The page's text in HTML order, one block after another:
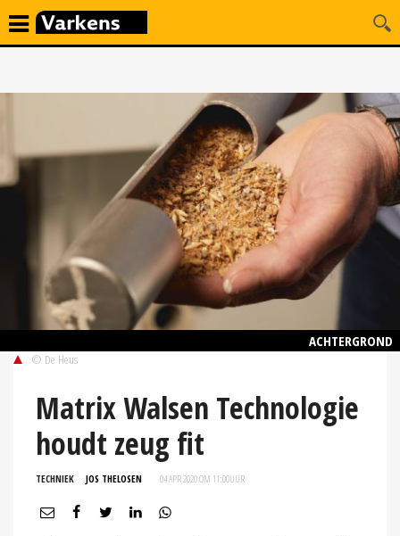
ACHTERGROND
© De Heus
Matrix Walsen Technologie
houdt zeug fit
TECHNIEK JOS THELOSEN 04 APR 2020 OM 11:00UUR